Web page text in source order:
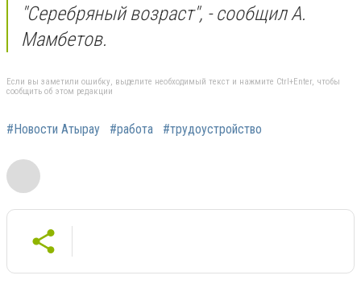
"Серебряный возраст", - сообщил А.
Мамбетов.
Если вы заметили ошибку, выделите необходимый текст и нажмите Ctrl+Enter, чтобы
сообщить об этом редакции
#Новости Атырау #работа #трудоустройство